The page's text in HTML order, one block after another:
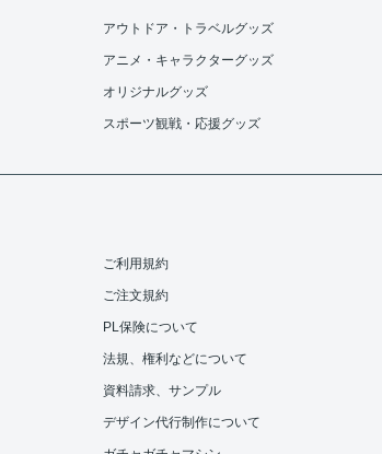
アウトドア・トラベルグッズ
アニメ・キャラクターグッズ
オリジナルグッズ
スポーツ観戦・応援グッズ
ご利用規約
ご注文規約
PL保険について
法規、権利などについて
資料請求、サンプル
デザイン代行制作について